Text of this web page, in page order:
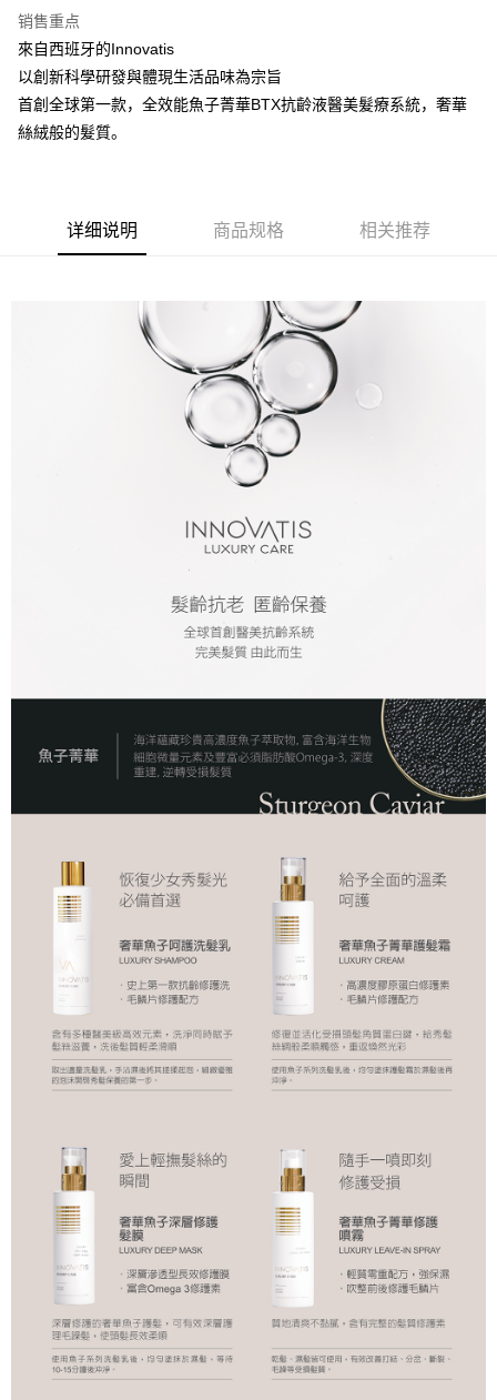
元大商业银行
台新国际商业银行
台湾乐天信用卡公司
联邦商业银行
元大商业银行
玉山商业银行
星展（台湾）商业银行
台湾乐天信用卡公司
街口支付
悠遊付
Plus PAY
运送方式
每笔NT$80，满NT$2,000(含以上)免运费
每笔NT$80，满NT$2,000(含以上)免运费
每笔NT$120，满NT$2,000(含以上)免运费
销售重点
來自西班牙的Innovatis
以創新科學研發與體現生活品味為宗旨
首創全球第一款，全效能魚子菁華BTX抗齡液醫美髮療系統，奢華
絲絨般的髮質。
详细说明 商品规格 相关推荐